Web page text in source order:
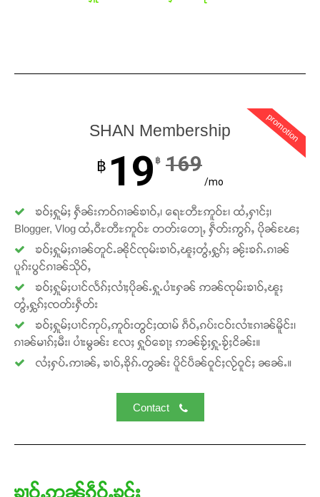
Support SHAN
တႃႇႁႂ်ႈသဵင်ၵၢင်ၸႂ်ၵူၼ်းမိူင်း ၵူႈတီႈၵူႈလႅၼ်ပေႃးတေၸွ
တ်ႇ တူဝ်ႈလုမ်ႈၾႃႉၼၼ်ႉ ၶဝ်ႈႁူမ်ႈၵမ်ႉထႅမ် ၸုမ်းၶၢ
ဝ်ႇၽူႈတွႆႇႁွၵ်ႈ လႆႈယူႇၶႃႈဢေႃႈ။
Donate Now
promotion
SHAN Membership
฿ 19 ฿ 169
/mo
ၶဝ်ႈႁူမ်ႈ ႁဵၼ်းဢဝ်ၵၢၼ်ၶၢဝ်ႇ၊ ရေႊတီႊဢူဝ်ႊ၊ ထႆႇႁၢင်ႈ၊
Blogger, Vlog ထႆႇဝီႊတီႊဢူဝ်ႊ တတ်းတေႃႇ ႁဵတ်းဢွၵ်ႇ ပိုၼ်ၽႄႈ
ၶဝ်ႈႁူမ်ႈၵၢၼ်တူင်ႉၼိုင်ၸုမ်းၶၢဝ်ႇၽူႈတွႆႇႁွၵ်ႈ ၼႂ်းၶၵ်ႉၵၢၼ်
ပူၵ်းပွင်ၵၢၼ်သိုဝ်ႇ
ၶဝ်ႈႁူမ်ႈပၢင်လႅၵ်ႈလၢႆႈပိုၼ်ႉႁူႉပၢႆးႁၼ် ဢၼ်ၸုမ်းၶၢဝ်ႇၽူႈ
တွႆႇႁွၵ်ႈၸတ်းႁဵတ်း
ၶဝ်ႈႁူမ်ႈပၢင်ဢုပ်ႇဢူဝ်းတွင်ႈထၢမ် ၵဵဝ်ႇၵပ်းငဝ်းလၢႆးၵၢၼ်မိူင်း၊
ၵၢၼ်မၢၵ်ႈမီး၊ ပၢႆးမွၼ်း လႄႈ ႁူဝ်ၶေႃႈ ဢၼ်ၶႂ်ႈႁူႉၶႂ်ႈငိၼ်း။
လႆႈႁပ်ႉဢၢၼ်ႇ ၶၢဝ်ႇၶိုၵ်ႉတွၼ်း ပိူင်ပဵၼ်ဝူင်ႈလႂ်ဝူင်ႈ ၼၼ်ႉ။
Contact
ၶၢဝ်ႇဢၼ်ၵဵဝ်ႇၶွင်ႈ